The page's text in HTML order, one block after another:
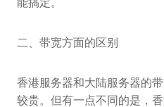
能搞定。
二、带宽方面的区别
香港服务器和大陆服务器的
较贵。但有一点不同的是，